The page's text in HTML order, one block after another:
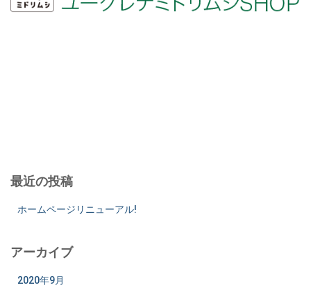
最近の投稿
ホームページリニューアル!
アーカイブ
2020年9月